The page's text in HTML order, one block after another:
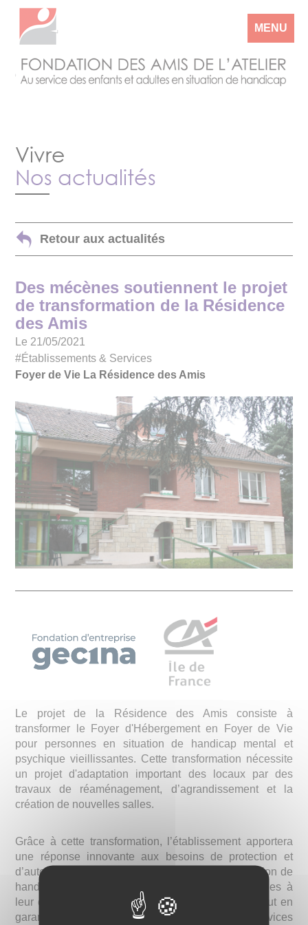
MENU
Vivre
Nos actualités
Retour aux actualités
Des mécènes soutiennent le projet
de transformation de la Résidence
des Amis
Le 21/05/2021
#Établissements & Services
Foyer de Vie La Résidence des Amis
Le projet de la Résidence des Amis consiste à
transformer le Foyer d'Hébergement en Foyer de Vie
pour personnes en situation de handicap mental et
psychique vieillissantes. Cette transformation nécessite
un projet d'adaptation important des locaux par des
travaux de réaménagement, d’agrandissement et la
création de nouvelles salles.
Grâce à cette transformation, l’établissement apportera
une réponse innovante aux besoins de protection et
d’autonomie des personnes vieillissantes en situation de
handicap. Elle leur offrira des conditions favorables à
leur développement social, personnel et culturel tout en
garantissant l’accompagnement et l’accès aux services